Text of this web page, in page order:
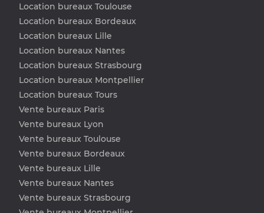
Location bureaux Toulouse
Location bureaux Bordeaux
Location bureaux Lille
Location bureaux Nantes
Location bureaux Strasbourg
Location bureaux Montpellier
Location bureaux Tours
Vente bureaux Paris
Vente bureaux Lyon
Vente bureaux Toulouse
Vente bureaux Bordeaux
Vente bureaux Lille
Vente bureaux Nantes
Vente bureaux Strasbourg